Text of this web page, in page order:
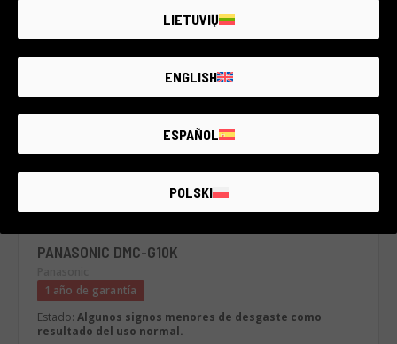
PANASONIC DMC-G10K
1 año de garantía
Estado: Algunos signos menores de desgaste como
resultado del uso normal.
LIETUVIŲ
ENGLISH
ESPAÑOL
POLSKI